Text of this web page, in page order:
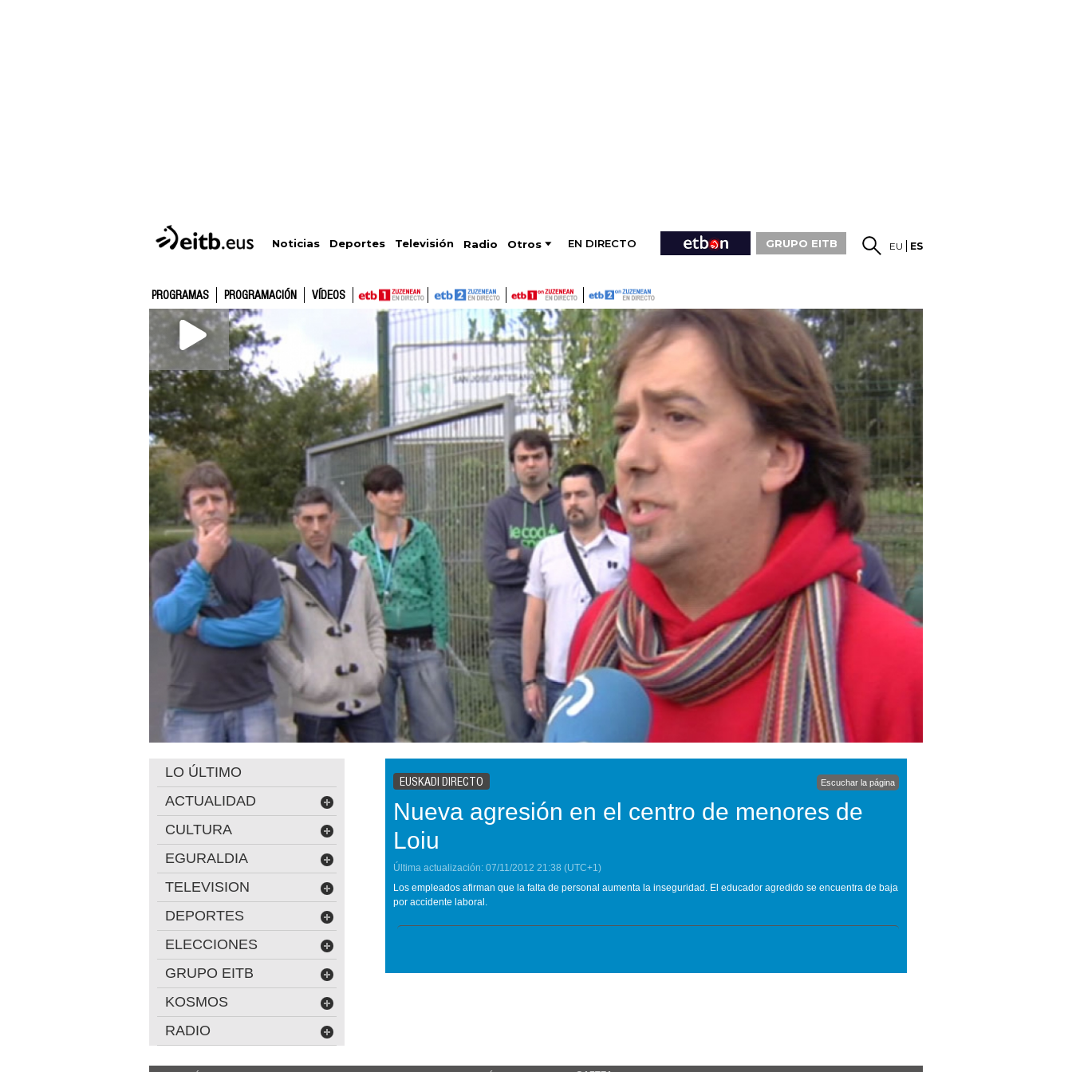
Noticias Deportes Televisión Radio Otros EN DIRECTO GRUPO EITB EU ES
PROGRAMAS PROGRAMACIÓN VÍDEOS
EUSKADI DIRECTO Escuchar la página
Nueva agresión en el centro de menores de
Loiu
Última actualización: 07/11/2012 21:38 (UTC+1)
Los empleados afirman que la falta de personal aumenta la inseguridad. El educador agredido se encuentra de baja
por accidente laboral.
LO ÚLTIMO
ACTUALIDAD
CULTURA
EGURALDIA
TELEVISION
DEPORTES
ELECCIONES
GRUPO EITB
KOSMOS
RADIO